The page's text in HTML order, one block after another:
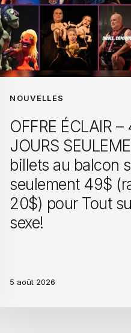
NOUVELLES
OFFRE ÉCLAIR –
JOURS
billets au balcon
seulement 49$
20$) pour Tout
sexe!
5 août 2026